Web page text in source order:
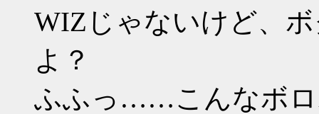
WIZじゃないけど、
よ？
ふふっ……こんなボ